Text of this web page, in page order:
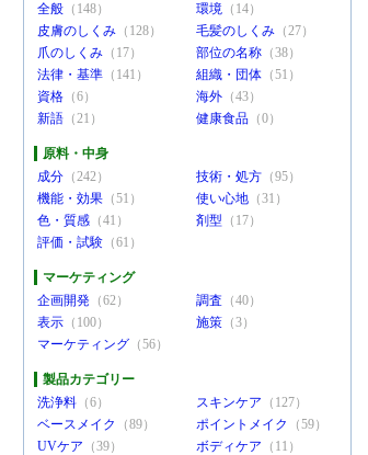
全般 （148） 環境 （14）
皮膚のしくみ （128） 毛髪のしくみ （27）
爪のしくみ （17） 部位の名称 （38）
法律・基準 （141） 組織・団体 （51）
資格 （6） 海外 （43）
新語 （21） 健康食品 （0）
原料・中身
成分 （242） 技術・処方 （95）
機能・効果 （51） 使い心地 （31）
色・質感 （41） 剤型 （17）
評価・試験 （61）
マーケティング
企画開発 （62） 調査 （40）
表示 （100） 施策 （3）
マーケティング （56）
製品カテゴリー
洗浄料 （6） スキンケア （127）
ベースメイク
（89） ポイントメイク
（59）
UVケア （39） ボディケア （11）